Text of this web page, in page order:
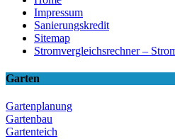
Impressum
Sanierungskredit
Sitemap
Stromvergleichsrechner –
Garten
Gartenplanung
Gartenbau
Gartenteich